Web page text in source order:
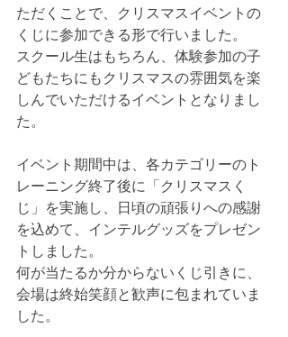
ただくことで、クリスマスイベントの
くじに参加できる形で行いました。
スクール生はもちろん、体験参加の子
どもたちにもクリスマスの雰囲気を楽
しんでいただけるイベントとなりまし
た。
イベント期間中は、各カテゴリーのト
レーニング終了後に「クリスマスく
じ」を実施し、日頃の頑張りへの感謝
を込めて、インテルグッズをプレゼン
トしました。
何が当たるか分からないくじ引きに、
会場は終始笑顔と歓声に包まれていま
した。